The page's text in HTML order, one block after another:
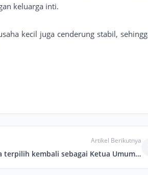
keluarga inti.
kecil juga cenderung stabil,
Artikel Berikutnya
Syahrir Ika terpilih kembali sebagai Ketua Umum PPI 2025-2027